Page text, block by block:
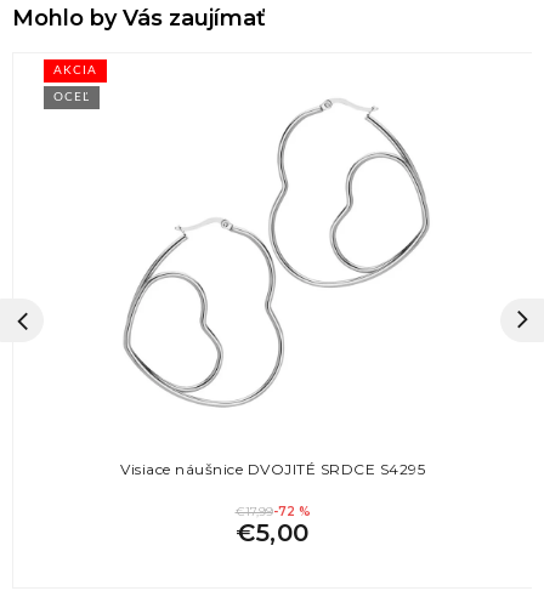
Mohlo by Vás zaujímať
AKCIA
OCEĽ
Visiace náušnice DVOJITÉ SRDCE S4295
€17,99-72 %
€5,00